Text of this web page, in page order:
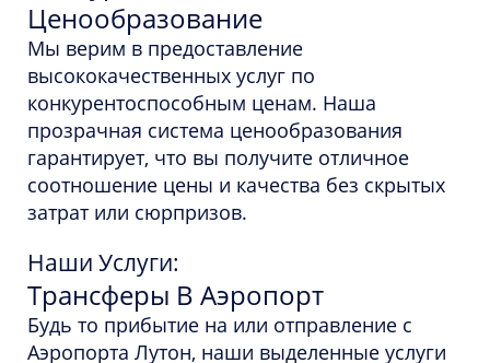
Ценообразование
Мы верим в предоставление
высококачественных услуг по
конкурентоспособным ценам. Наша
прозрачная система ценообразования
гарантирует, что вы получите отличное
соотношение цены и качества без скрытых
затрат или сюрпризов.
Наши Услуги:
Трансферы В Аэропорт
Будь то прибытие на или отправление с
Аэропорта Лутон, наши выделенные услуги